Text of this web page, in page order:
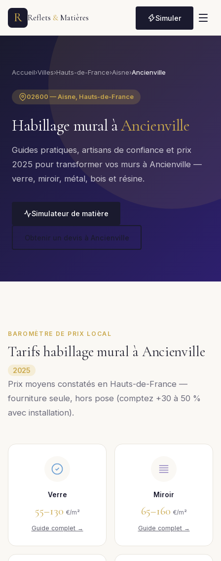
R Reflets &Matières Simuler
Accueil›Villes›Hauts-de-France›Aisne›Ancienville
02600 — Aisne, Hauts-de-France
Habillage mural àAncienville
Guides pratiques, artisans de confiance et prix
2025 pour transformer vos murs à Ancienville —
verre, miroir, métal, bois et résine.
Simulateur de matière
Obtenir un devis à Ancienville
BAROMÈTRE DE PRIX LOCAL
Tarifs habillage mural à Ancienville
2025
Prix moyens constatés en Hauts-de-France —
fourniture seule, hors pose (comptez +30 à 50 %
avec installation).
Verre
55–130 €/m²
Guide complet →
Miroir
65–160 €/m²
Guide complet →